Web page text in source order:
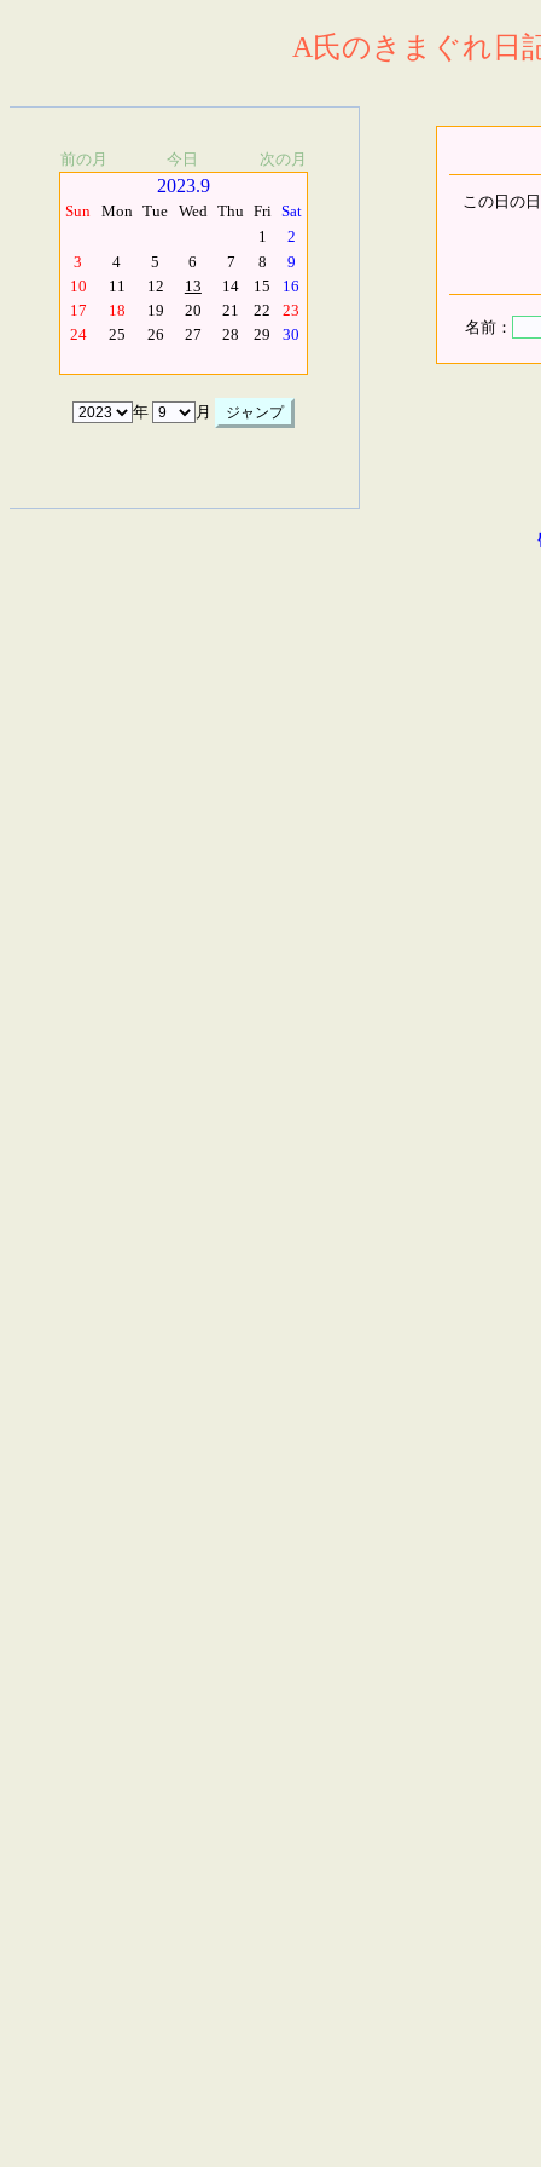
A氏のきまぐれ日
前の月 今日 次の月
2023.9
Sun Mon Tue Wed Thu Fri Sat
1
2
3
4 5 6 7 8
9
10
11 12 13 14 15
16
17
18 19 20 21 22
23
24
25 26 27 28 29 30
年 月
この日の
名前：